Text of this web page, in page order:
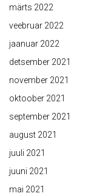
märts 2022
veebruar 2022
jaanuar 2022
detsember 2021
november 2021
oktoober 2021
september 2021
august 2021
juuli 2021
juuni 2021
mai 2021